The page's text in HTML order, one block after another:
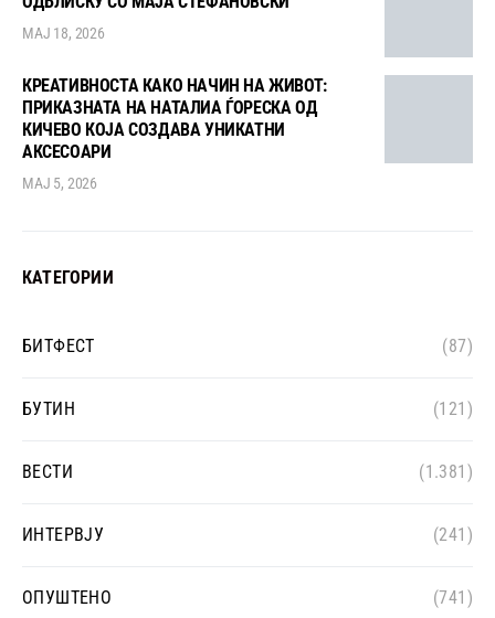
МАЈ 18, 2026
КРЕАТИВНОСТА КАКО НАЧИН НА ЖИВОТ:
ПРИКАЗНАТА НА НАТАЛИА ЃОРЕСКА ОД
КИЧЕВО КОЈА СОЗДАВА УНИКАТНИ
АКСЕСОАРИ
МАЈ 5, 2026
КАТЕГОРИИ
БИТФЕСТ (87)
БУТИН (121)
ВЕСТИ (1.381)
ИНТЕРВЈУ (241)
ОПУШТЕНО (741)